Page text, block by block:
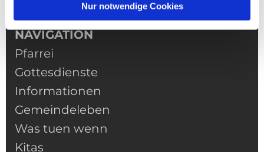
Nur notwendige Cookies
NAVIGATION
Pfarrei
Gottesdienste
Informationen
Gemeindeleben
Was tuen wenn
Kitas